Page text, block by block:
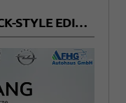
BLACK STYLE 1.0 TSI BLACK-STYLE EDITION+KAMERA+SITZHEIZUNG+TEMPOMAT+LED